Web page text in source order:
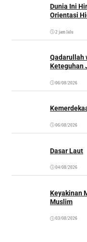
Dunia Ini
Orientasi
2 jam lalu
Qadarullah
Keteguhan
06/08/2026
06/08/2026
Dasar Laut
04/08/2026
Keyakinan
Muslim
03/08/2026